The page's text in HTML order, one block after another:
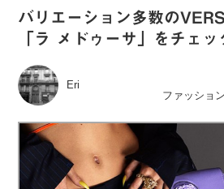
34歳独身OLバイマ実践記
無在庫で自由気ままに稼ぐ！バイマ実践
BUYMAで人気のブランド
BUYMAの売れ筋商品
バリエーション多数の
「ラ メドゥーサ」をチェッ
Eri
ファッショ